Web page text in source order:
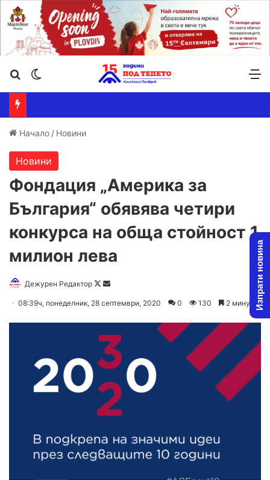
Търсене ...
Начало / Новини
Новини
Фондация „Америка за
България“ обявява четири
конкурса на обща стойност 1
милион лева
Дежурен Редактор
F
o
w
o
n
X
a
n
e
m
a
i
08:39ч, понеделник, 28 септември, 2020 0 130 2 минутиИзпрати новина